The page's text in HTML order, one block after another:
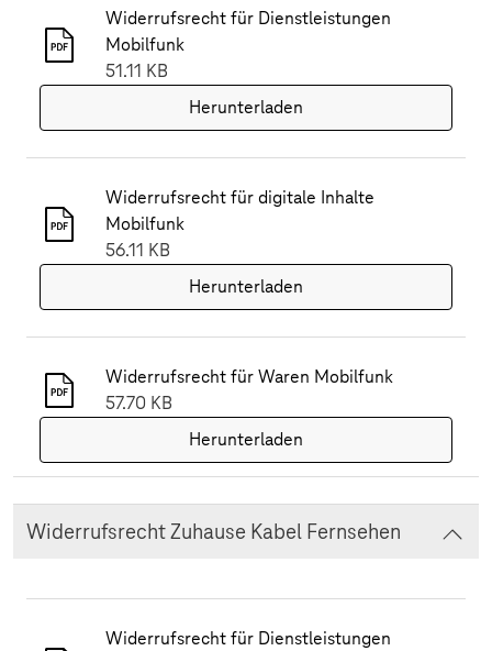
Widerrufsrecht für Dienstleistungen
Mobilfunk
51.11 KB
Herunterladen
Widerrufsrecht für digitale Inhalte
Mobilfunk
56.11 KB
Herunterladen
Widerrufsrecht für Waren Mobilfunk
57.70 KB
Herunterladen
Widerrufsrecht Zuhause Kabel Fernsehen
Widerrufsrecht für Dienstleistungen